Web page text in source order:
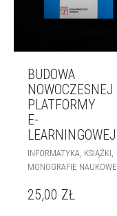
BUDOWA
NOWOCZESNEJ
PLATFORMY
E-
LEARNINGOWEJ
INFORMATYKA KSIĄŻKI
MONOGRAFIE NAUKOWE
25,00 ZŁ